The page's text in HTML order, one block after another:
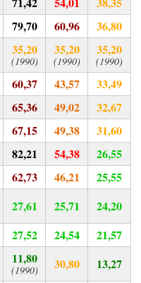
79,70 60,96 36,80
35,20
(1990)
35,20
(1990)
35,20
(1990)
60,37 43,57 33,49
65,36 49,02 32,67
67,15 49,38 31,60
82,21 54,38 26,55
62,73 46,21 25,55
27,61 25,71 24,20
27,52 24,54 21,57
11,80
(1990) 30,80 13,27